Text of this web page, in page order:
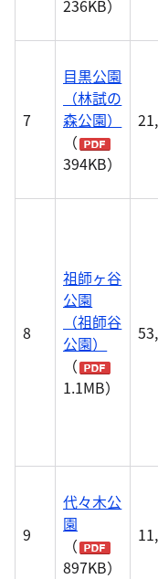
236KB）
7
目黒公園
（林試の
森公園）
（
394KB）
8
祖師ヶ谷
公園
（祖師谷
公園）
（
1.1MB）
9
代々木公
園
（
897KB）